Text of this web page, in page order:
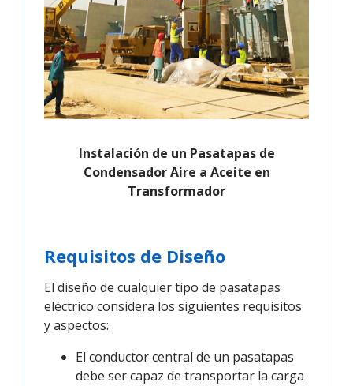
Instalación de un Pasatapas de
Condensador Aire a Aceite en
Transformador
Requisitos de Diseño
El diseño de cualquier tipo de pasatapas
eléctrico considera los siguientes requisitos
y aspectos:
El conductor central de un pasatapas
debe ser capaz de transportar la carga